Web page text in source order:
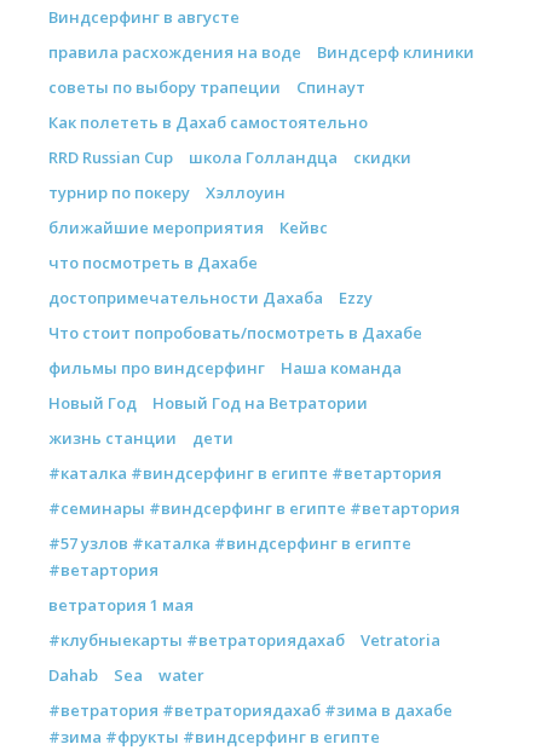
Виндсерфинг в августе
правила расхождения на воде
Виндсерф клиники
советы по выбору трапеции
Спинаут
Как полететь в Дахаб самостоятельно
RRD Russian Cup
школа Голландца
скидки
турнир по покеру
Хэллоуин
ближайшие мероприятия
Кейвс
что посмотреть в Дахабе
достопримечательности Дахаба
Ezzy
Что стоит попробовать/посмотреть в Дахабе
фильмы про виндсерфинг
Наша команда
Новый Год
Новый Год на Ветратории
жизнь станции
дети
#каталка #виндсерфинг в египте #ветартория
#семинары #виндсерфинг в египте #ветартория
#57 узлов #каталка #виндсерфинг в египте
#ветартория
ветратория 1 мая
#клубныекарты #ветраториядахаб
Vetratoria
Dahab
Sea
water
#ветратория #ветраториядахаб #зима в дахабе
#зима #фрукты #виндсерфинг в египте